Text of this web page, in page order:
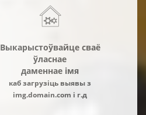
Выкарыстоўвайце сваё
ўласнае
даменнае імя
каб загрузіць выявы з
img.domain.com і г.д